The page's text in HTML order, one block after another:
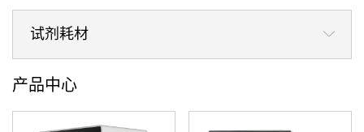
试剂耗材
产品中心